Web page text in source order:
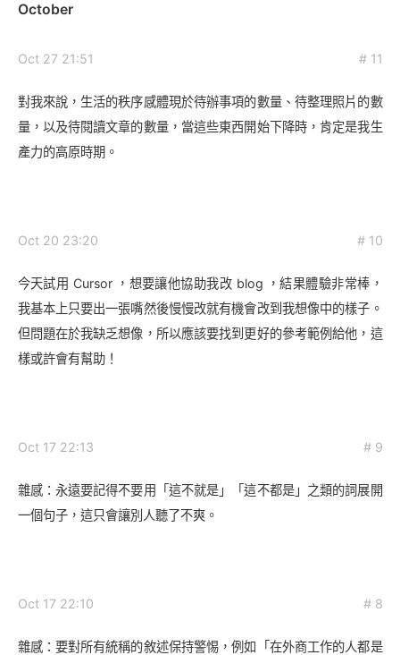
October
Oct 27 21:51 # 11
對我來說，生活的秩序感體現於待辦事項的數量、待整理照片的數
量，以及待閱讀文章的數量，當這些東西開始下降時，肯定是我生
產力的高原時期。
Oct 20 23:20 # 10
今天試用 Cursor ，想要讓他協助我改 blog ，結果體驗非常棒，
我基本上只要出一張嘴然後慢慢改就有機會改到我想像中的樣子。
但問題在於我缺乏想像，所以應該要找到更好的參考範例給他，這
樣或許會有幫助！
Oct 17 22:13 # 9
雜感：永遠要記得不要用「這不就是」「這不都是」之類的詞展開
一個句子，這只會讓別人聽了不爽。
Oct 17 22:10 # 8
雜感：要對所有統稱的敘述保持警惕，例如「在外商工作的人都是